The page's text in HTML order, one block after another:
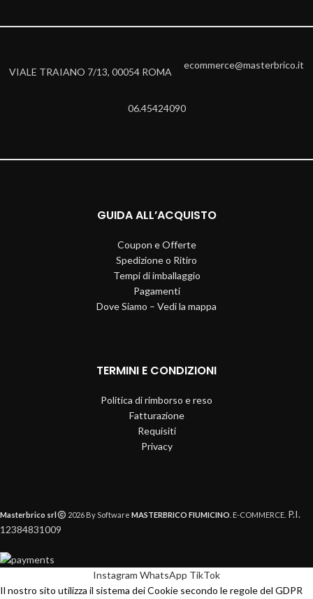
VIALE TRAIANO 7/13, 00054 ROMA
ecommerce@masterbrico.it
06.45424090
GUIDA ALL’ACQUISTO
Coupon e Offerte
Spedizione o Ritiro
Tempi di imballaggio
Pagamenti
Dove Siamo – Vedi la mappa
TERMINI E CONDIZIONI
Politica di rimborso e reso
Fatturazione
Requisiti
Privacy
Masterbrico srl 2026 By Software MASTERBRICO FIUMICINO . E-COMMERCE. P.I.
12384831009
Instagram WhatsApp TikTok
Il nostro sito utilizza il sistema dei Cookie secondo le regole del GDPR